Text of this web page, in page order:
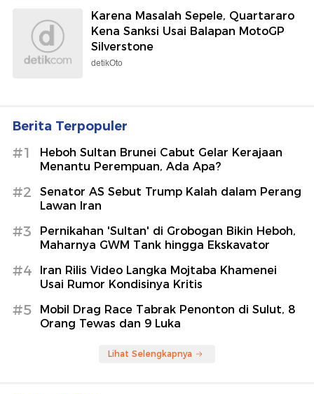
Karena Masalah Sepele, Quartararo
Kena Sanksi Usai Balapan MotoGP
Silverstone
detikOto
Berita Terpopuler
#1
Heboh Sultan Brunei Cabut Gelar Kerajaan
Menantu Perempuan, Ada Apa?
#2
Senator AS Sebut Trump Kalah dalam Perang
Lawan Iran
#3
Pernikahan 'Sultan' di Grobogan Bikin Heboh,
Maharnya GWM Tank hingga Ekskavator
#4
Iran Rilis Video Langka Mojtaba Khamenei
Usai Rumor Kondisinya Kritis
#5
Mobil Drag Race Tabrak Penonton di Sulut, 8
Orang Tewas dan 9 Luka
Lihat Selengkapnya